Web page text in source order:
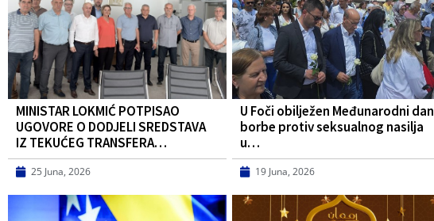
MINISTAR LOKMIĆ POTPISAO
UGOVORE O DODJELI SREDSTAVA
IZ TEKUĆEG TRANSFERA…
25 Juna, 2026
U Foči obilježen Međunarodni dan
borbe protiv seksualnog nasilja
u…
19 Juna, 2026